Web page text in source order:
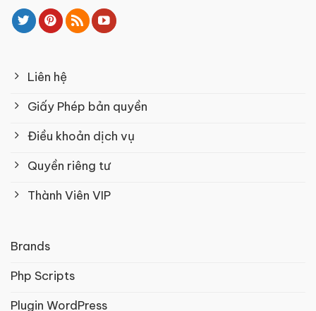
Liên hệ
Giấy Phép bản quyền
Điều khoản dịch vụ
Quyền riêng tư
Thành Viên VIP
Brands
Php Scripts
Plugin WordPress